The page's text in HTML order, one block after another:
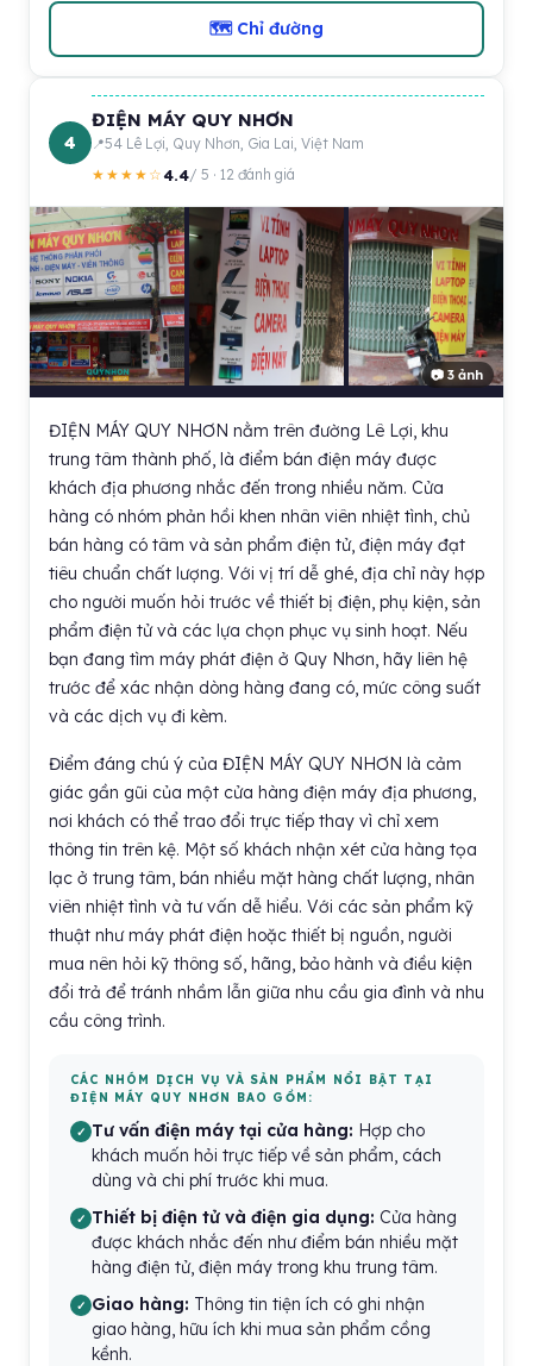
🗺 Chỉ đường
4
ĐIỆN MÁY QUY NHƠN
54 Lê Lợi, Quy Nhơn, Gia Lai, Việt Nam
★★★★☆4.4/ 5 · 12 đánh giá
📷 3 ảnh
ĐIỆN MÁY QUY NHƠN nằm trên đường Lê Lợi, khu
trung tâm thành phố, là điểm bán điện máy được
khách địa phương nhắc đến trong nhiều năm. Cửa
hàng có nhóm phản hồi khen nhân viên nhiệt tình, chủ
bán hàng có tâm và sản phẩm điện tử, điện máy đạt
tiêu chuẩn chất lượng. Với vị trí dễ ghé, địa chỉ này hợp
cho người muốn hỏi trước về thiết bị điện, phụ kiện, sản
phẩm điện tử và các lựa chọn phục vụ sinh hoạt. Nếu
bạn đang tìm máy phát điện ở Quy Nhơn, hãy liên hệ
trước để xác nhận dòng hàng đang có, mức công suất
và các dịch vụ đi kèm.
Điểm đáng chú ý của ĐIỆN MÁY QUY NHƠN là cảm
giác gần gũi của một cửa hàng điện máy địa phương,
nơi khách có thể trao đổi trực tiếp thay vì chỉ xem
thông tin trên kệ. Một số khách nhận xét cửa hàng tọa
lạc ở trung tâm, bán nhiều mặt hàng chất lượng, nhân
viên nhiệt tình và tư vấn dễ hiểu. Với các sản phẩm kỹ
thuật như máy phát điện hoặc thiết bị nguồn, người
mua nên hỏi kỹ thông số, hãng, bảo hành và điều kiện
đổi trả để tránh nhầm lẫn giữa nhu cầu gia đình và nhu
cầu công trình.
CÁC NHÓM DỊCH VỤ VÀ SẢN PHẨM NỔI BẬT TẠI
ĐIỆN MÁY QUY NHƠN BAO GỒM:
Tư vấn điện máy tại cửa hàng: Hợp cho
khách muốn hỏi trực tiếp về sản phẩm, cách
dùng và chi phí trước khi mua.
Thiết bị điện tử và điện gia dụng: Cửa hàng
được khách nhắc đến như điểm bán nhiều mặt
hàng điện tử, điện máy trong khu trung tâm.
Giao hàng: Thông tin tiện ích có ghi nhận
giao hàng, hữu ích khi mua sản phẩm cồng
kềnh.